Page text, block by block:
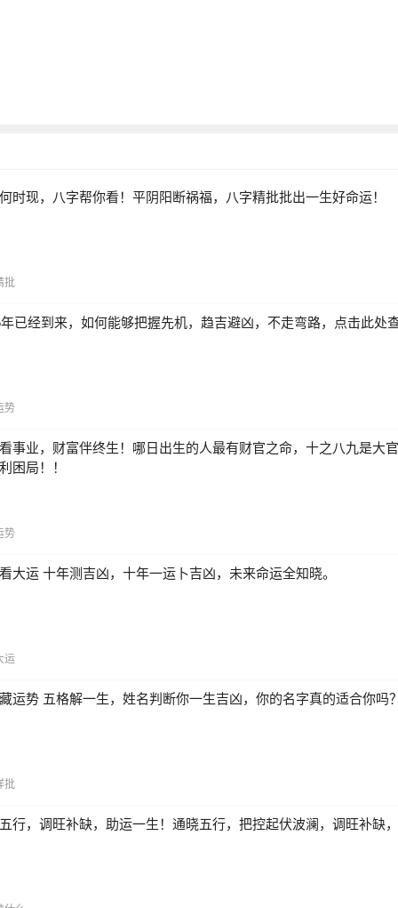
时现，八字帮你看！平阴阳断祸福，八字精批批出一生好命运！
批
已经到来，如何能够把握先机，趋吉避凶，不走弯路，点击此处
势
事业，财富伴终生！哪日出生的人最有财官之命，十之八九是大
困局！！
势
大运 十年测吉凶，十年一运卜吉凶，未来命运全知晓。
运
运势 五格解一生，姓名判断你一生吉凶，你的名字真的适合你吗
批
行，调旺补缺，助运一生！通晓五行，把控起伏波澜，调旺补缺